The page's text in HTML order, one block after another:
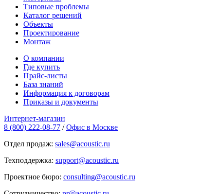
Типовые проблемы
Каталог решений
Объекты
Проектирование
Монтаж
О компании
Где купить
Прайс-листы
База знаний
Информация к договорам
Приказы и документы
Интернет-магазин
8 (800) 222-08-77 / Офис в Москве
Отдел продаж: sales@acoustic.ru
Техподдержка: support@acoustic.ru
Проектное бюро: consulting@acoustic.ru